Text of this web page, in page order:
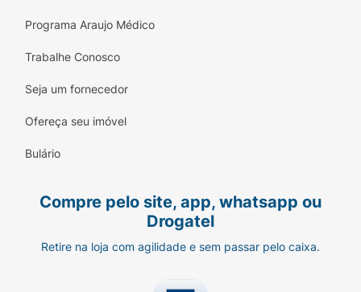
Programa Araujo Médico
Trabalhe Conosco
Seja um fornecedor
Ofereça seu imóvel
Bulário
Compre pelo site, app, whatsapp ou
Drogatel
Retire na loja com agilidade e sem passar pelo caixa.